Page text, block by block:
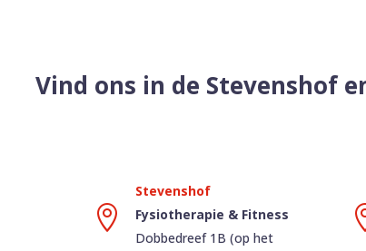
Vind ons in de Stevenshof

Fysiotherapie & Fitness
Dobbedreef 1B (op het